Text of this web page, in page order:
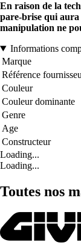
En raison de la
pare-brise qui aura
manipulation ne
Informations
Marque
Référence
Couleur
Couleur dominante
Genre
Age
Constructeur
Loading...
Loading...
Toutes nos